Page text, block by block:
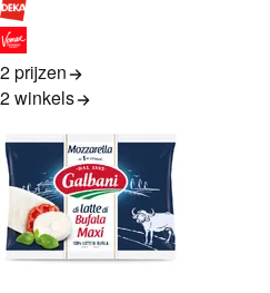
2 prijzen
2winkels